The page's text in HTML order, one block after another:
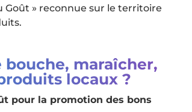
» reconnue sur le territoire
maraîcher,
locaux ?
pour la promotion des bons